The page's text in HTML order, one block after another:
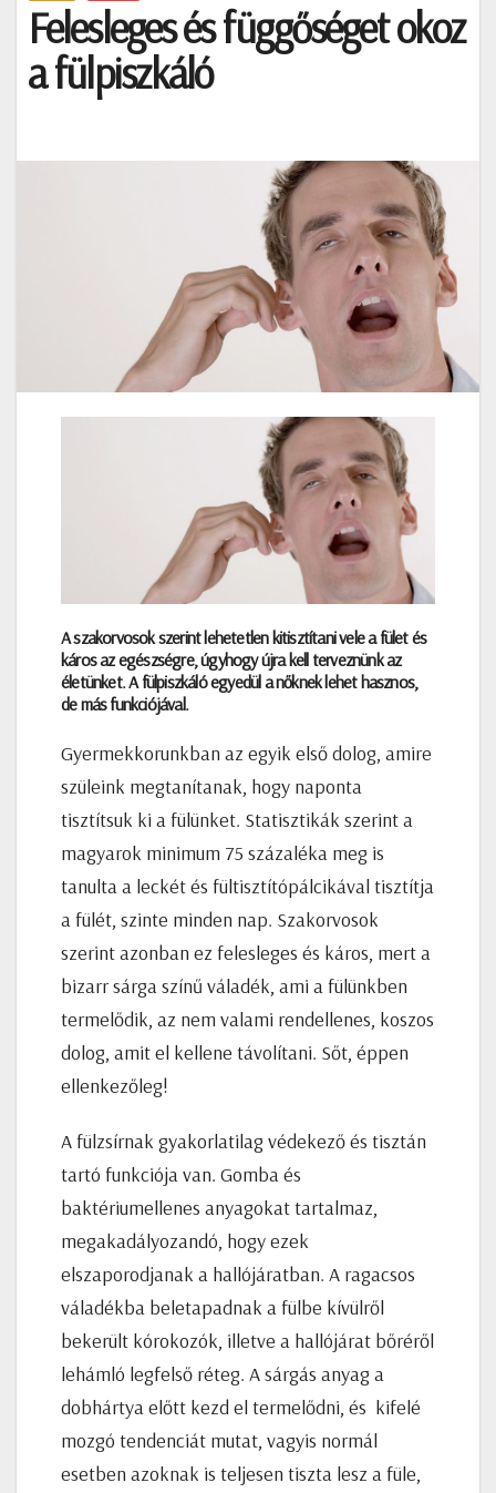
Felesleges és függőséget okoz
a fülpiszkáló
A szakorvosok szerint lehetetlen kitisztítani vele a fület és
káros az egészségre, úgyhogy újra kell terveznünk az
életünket. A fülpiszkáló egyedül a nőknek lehet hasznos,
de más funkciójával.
Gyermekkorunkban az egyik első dolog, amire
szüleink megtanítanak, hogy naponta
tisztítsuk ki a fülünket. Statisztikák szerint a
magyarok minimum 75 százaléka meg is
tanulta a leckét és fültisztítópálcikával tisztítja
a fülét, szinte minden nap. Szakorvosok
szerint azonban ez felesleges és káros, mert a
bizarr sárga színű váladék, ami a fülünkben
termelődik, az nem valami rendellenes, koszos
dolog, amit el kellene távolítani. Sőt, éppen
ellenkezőleg!
A fülzsírnak gyakorlatilag védekező és tisztán
tartó funkciója van. Gomba és
baktériumellenes anyagokat tartalmaz,
megakadályozandó, hogy ezek
elszaporodjanak a hallójáratban. A ragacsos
váladékba beletapadnak a fülbe kívülről
bekerült kórokozók, illetve a hallójárat bőréről
lehámló legfelső réteg. A sárgás anyag a
dobhártya előtt kezd el termelődni, és kifelé
mozgó tendenciát mutat, vagyis normál
esetben azoknak is teljesen tiszta lesz a füle,